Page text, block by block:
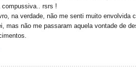
compussiva.. rsrs !
na verdade, não me senti muito envolvida
mas não me passaram aquela vontade de